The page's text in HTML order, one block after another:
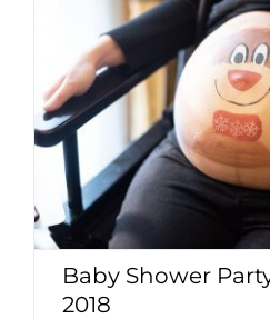
Baby Shower Party
Baby
Baby Shower
2018